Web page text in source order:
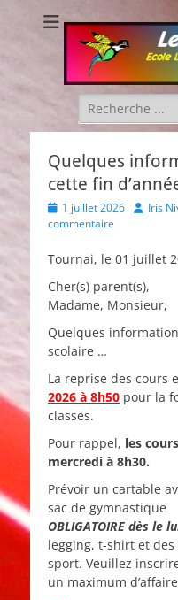
Rechercher :
Quelques
cette fin
Posted
on
1 juillet 2026 Author
Iris
commentaire
Tournai, le 01 juillet
Cher(s) parent(s),
Madame, Monsieur,
Quelques
scolaire …
La reprise des cours
2026 à 8h50 pour la
classes.
Pour rappel, les
mercredi à 8h30.
Prévoir un cartable
sac de gymnastique
OBLIGATOIRE dès le
legging, t-shirt et des
sport. Veuillez
un maximum